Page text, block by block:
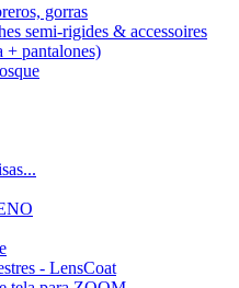
gorras
semi-rigides & accessoires
+ pantalones)
- LensCoat